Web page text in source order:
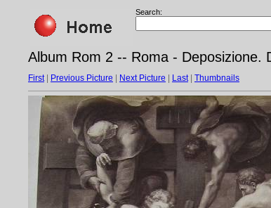
Search:
Album Rom 2 -- Roma - Deposizione.
First| Previous Picture Next Picture Last| Thumbnails